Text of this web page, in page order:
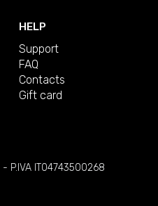
HELP
Support
FAQ
Contacts
Gift card
- P.IVA IT04743500268